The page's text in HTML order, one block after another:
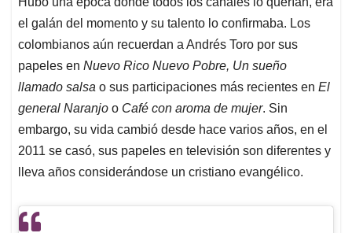
s
A
p
p
b
o
o
k
e
d
I
n
l
a
d
s
el galán del momento y su talento lo confirmaba. Los
colombianos aún recuerdan a Andrés Toro por sus
papeles en Nuevo Rico Nuevo Pobre, Un sueño
llamado salsa o sus participaciones más recientes en El
general Naranjo o Café con aroma de mujer. Sin
embargo, su vida cambió desde hace varios años, en el
2011 se casó, sus papeles en televisión son diferentes y
lleva años considerándose un cristiano evangélico.